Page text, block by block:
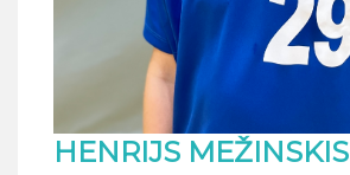
HENRIJS MEŽINSKIS